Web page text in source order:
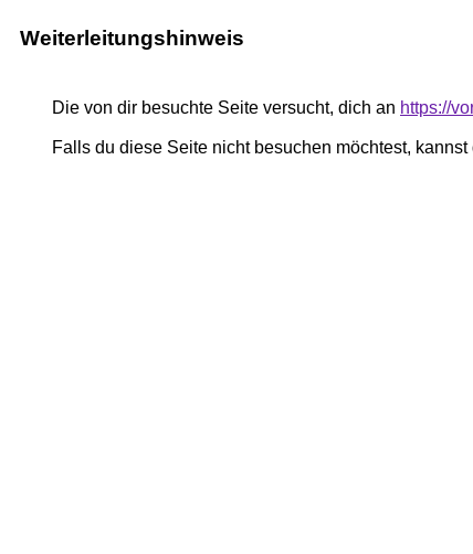
Weiterleitungshinweis
Die von dir besuchte Seite versucht, dich an https://
Falls du diese Seite nicht besuchen möchtest, kannst